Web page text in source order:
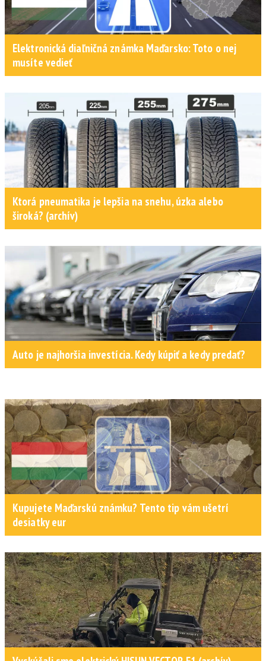
Elektronická diaľničná známka Maďarsko: Toto o nej
musíte vedieť
Ktorá pneumatika je lepšia na snehu, úzka alebo
široká? (archív)
Auto je najhoršia investícia. Kedy kúpiť a kedy predať?
Kupujete Maďarskú známku? Tento tip vám ušetrí
desiatky eur